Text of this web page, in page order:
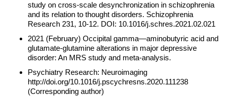
study on cross-scale desynchronization in schizophrenia
and its relation to thought disorders. Schizophrenia
Research 231, 10-12. DOI: 10.1016/j.schres.2021.02.021
2021 (February) Occipital gamma—aminobutyric acid and
glutamate-glutamine alterations in major depressive
disorder: An MRS study and meta-analysis.
Psychiatry Research: Neuroimaging
http://doi.org/10.1016/j.pscychresns.2020.111238
(Corresponding author)